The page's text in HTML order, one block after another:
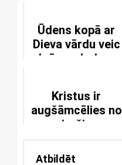
Ūdens kopā ar
Dieva vārdu veic
brīnumdarbus
Kristus ir
augšāmcēlies no
mirušiem
Atbildēt